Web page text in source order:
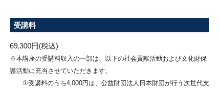
受講料
69,300円(税込)
※本講座の受講料収入の一部は、以下の社会貢献活動および文化財保
護活動に充当させていただきます。
①受講料のうち4,000円は、公益財団法人日本財団が行う次世代支